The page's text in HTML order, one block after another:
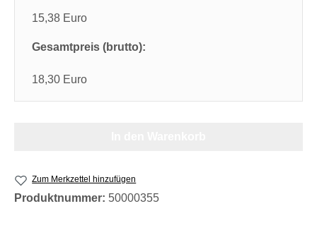
15,38 Euro
Gesamtpreis (brutto):
18,30 Euro
Zum Merkzettel hinzufügen
Produktnummer: 50000355